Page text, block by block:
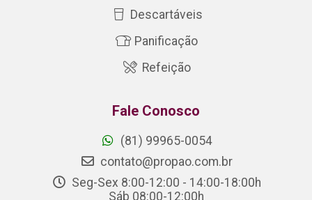
Descartáveis
Panificação
Refeição
Fale Conosco
(81) 99965-0054
contato@propao.com.br
Seg-Sex 8:00-12:00 - 14:00-18:00h
Sáb 08:00-12:00h